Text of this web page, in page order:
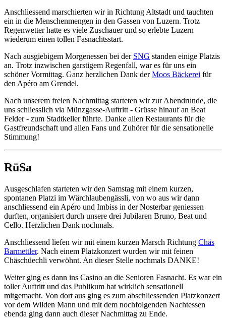
Anschliessend marschierten wir in Richtung Altstadt und tauchten
ein in die Menschenmengen in den Gassen von Luzern. Trotz
Regenwetter hatte es viele Zuschauer und so erlebte Luzern
wiederum einen tollen Fasnachtsstart.
Nach ausgiebigem Morgenessen bei der SNG standen einige Platzis
an. Trotz inzwischen garstigem Regenfall, war es für uns ein
schöner Vormittag. Ganz herzlichen Dank derMoos Bäckerei für
den Apéro am Grendel.
Nach unserem freien Nachmittag starteten wir zur Abendrunde, die
uns schliesslich via Münzgasse-Auftritt - Grüsse hinauf an Beat
Felder - zum Stadtkeller führte. Danke allen Restaurants für die
Gastfreundschaft und allen Fans und Zuhörer für die sensationelle
Stimmung!
RüSa
Ausgeschlafen starteten wir den Samstag mit einem kurzen,
spontanen Platzi im Wärchlaubengässli, von wo aus wir dann
anschliessend ein Apéro und Imbiss in der Nosterbar geniessen
durften, organisiert durch unsere drei Jubilaren Bruno, Beat und
Cello. Herzlichen Dank nochmals.
Anschliessend liefen wir mit einem kurzen Marsch Richtung Chäs
Barmettler. Nach einem Platzkonzert wurden wir mit feinen
Chäschüechli verwöhnt. An dieser Stelle nochmals DANKE!
Weiter ging es dann ins Casino an die Senioren Fasnacht. Es war ein
toller Auftritt und das Publikum hat wirklich sensationell
mitgemacht. Von dort aus ging es zum abschliessenden Platzkonzert
vor dem Wilden Mann und mit dem nochfolgenden Nachtessen
ebenda ging dann auch dieser Nachmittag zu Ende.